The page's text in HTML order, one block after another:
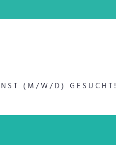
(M/W/D) GESUCHT!